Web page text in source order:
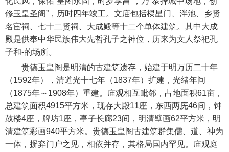
修玉皇圣阁”，历时四年竣工。文庙包括棂星门、泮池、乡贤
名宦祠、七十二贤祠、大成殿等十二个单体建筑。其中大成
殿是供奉中华民族伟大先哲孔子之神位，历来为文人祭祀孔
子和-的场所。
贵德玉皇阁是明清的古建筑遗存，始建于明万历二十年
（1592年），清道光十七年（1837年）扩建，光绪年间
（1875年～1908年）重建。庙观相互毗邻，占地面积61亩，
总建筑面积4915平方米，现存大殿11座，东西两庑46间，钟
鼓楼4座，牌坊1座，亭子长廊23间，明清壁画62平方米，明
清建筑彩画940平方米。贵德玉皇阁古建筑群集儒、道、神为
一体，摒弃门户之见，相依并存，其格局国内罕见。庙观庭